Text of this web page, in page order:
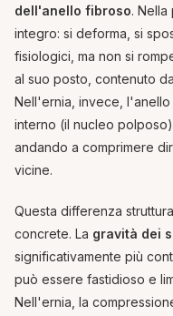
dell'anello fibroso.
integro: si deforma, si
fisiologici, ma non si
al suo posto, contenuto
Nell'ernia, invece,
interno (il nucleo
andando a comprimere
vicine.
Questa differenza
concrete. La gravità dei
significativamente più
può essere fastidioso e
Nell'ernia, la